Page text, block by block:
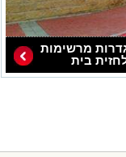
מרשימות
בית